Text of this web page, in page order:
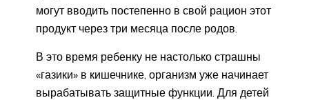
могут вводить постепенно в свой рацион этот
продукт через три месяца после родов.
В это время ребенку не настолько страшны
«газики» в кишечнике, организм уже начинает
вырабатывать защитные функции. Для детей